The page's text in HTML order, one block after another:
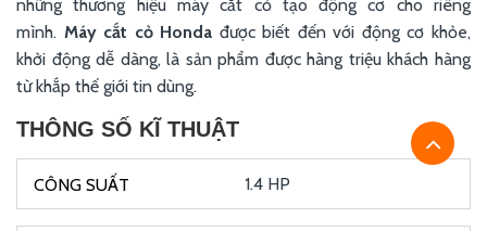
những thương hiệu máy cắt cỏ tạo động cơ cho riêng
mình. Máy cắt cỏ Honda được biết đến với động cơ khỏe,
khởi động dễ dàng, là sản phẩm được hàng triệu khách hàng
từ khắp thế giới tin dùng.
THÔNG SỐ KĨ THUẬT
1.4 HP